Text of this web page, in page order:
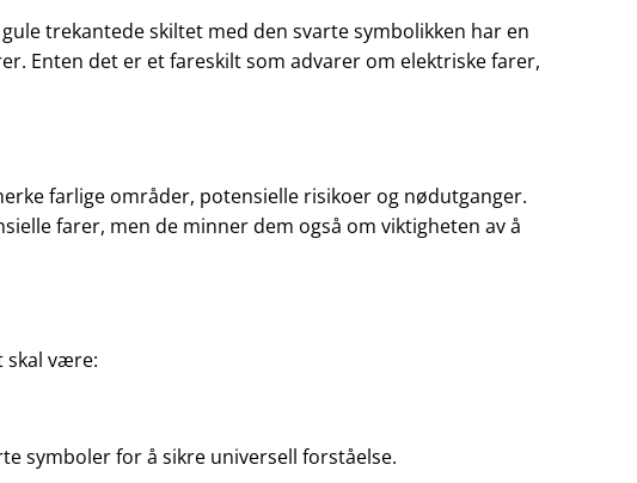
trekantede skiltet med den svarte symbolikken har en
Enten det er et fareskilt som advarer om elektriske farer,
farlige områder, potensielle risikoer og nødutganger.
farer, men de minner dem også om viktigheten av å
skal være:
symboler for å sikre universell forståelse.